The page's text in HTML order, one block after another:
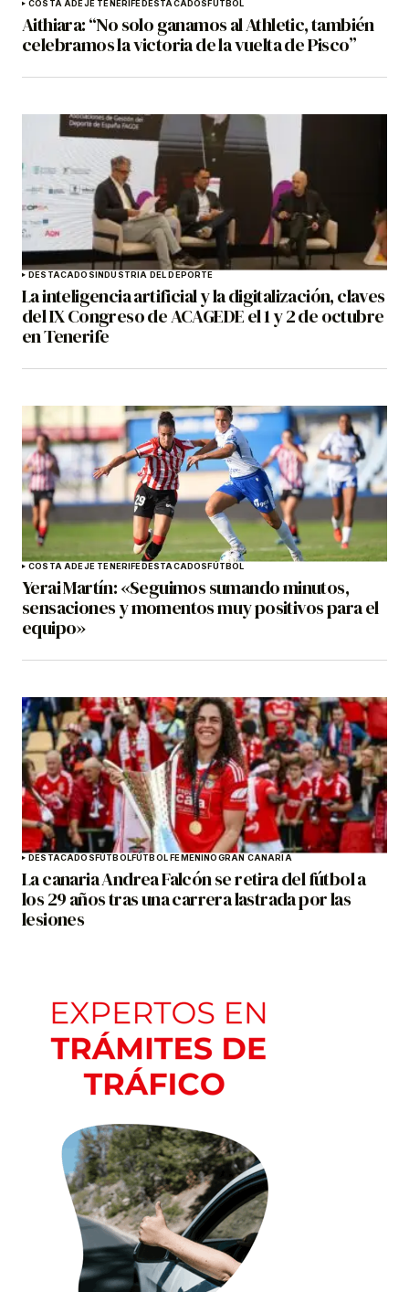
COSTA ADEJE TENERIFE DESTACADOS FÚTBOL
Aithiara: “No solo ganamos al Athletic, también
celebramos la victoria de la vuelta de Pisco”
DESTACADOSINDUSTRIA DEL DEPORTE
La inteligencia artificial y la digitalización, claves
del IX Congreso de ACAGEDE el 1 y 2 de octubre
en Tenerife
COSTA ADEJE TENERIFEDESTACADOSFÚTBOL
Yerai Martín: «Seguimos sumando minutos,
sensaciones y momentos muy positivos para el
equipo»
DESTACADOSFÚTBOLFÚTBOL FEMENINOGRAN CANARIA
La canaria Andrea Falcón se retira del fútbol a
los 29 años tras una carrera lastrada por las
lesiones